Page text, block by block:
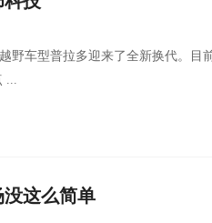
野车型普拉多迎来了全新换代。目
这么简单